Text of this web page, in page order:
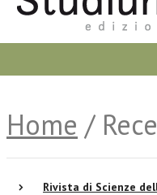
Home /
Rivista di Scienze